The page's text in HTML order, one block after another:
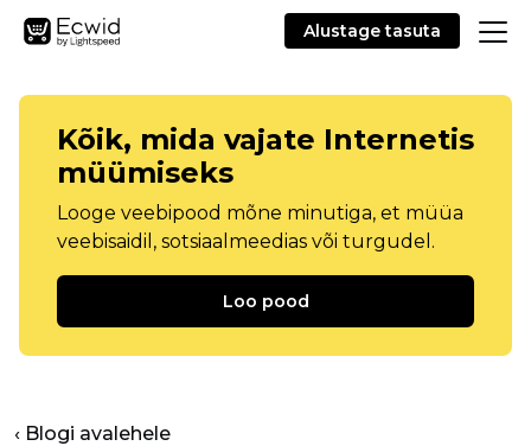
Alustage tasuta
Kõik, mida vajate Internetis
müümiseks
Looge veebipood mõne minutiga, et müüa
veebisaidil, sotsiaalmeedias või turgudel.
Loo pood
‹ Blogi avalehele